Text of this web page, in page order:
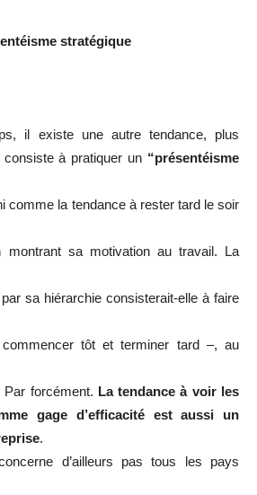
stratégique
il existe une autre tendance, plus
à pratiquer un “présentéisme
comme la tendance à rester tard le soir
sa motivation au travail. La
sa hiérarchie consisterait-elle à faire
tôt et terminer tard –, au
Par forcément. La tendance à voir les
gage d’efficacité est aussi un
.
d’ailleurs pas tous les pays